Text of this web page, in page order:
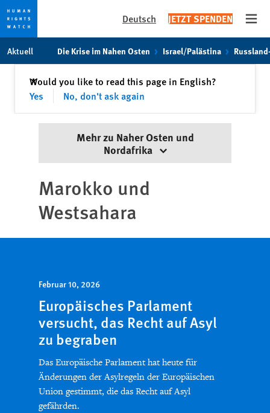
Skip
to
Skip
to
content
Deutsch JETZT SPENDEN
Aktuell Die Krise im Nahen Osten Israel/Palästina
Would you like to read this page in English?
Yes
No, don't ask again
✕Schließen
Mehr zu Naher Osten und
Nordafrika
Marokko und
Westsahara
Februar 10, 2026
Europäisches Parlament
versucht, das Recht auf Asyl
zu begraben
Das Europäische Parlament hat heute für
Änderungen der Asylregeln der Europäischen
Union gestimmt, die das Recht auf Asyl
gefährden.